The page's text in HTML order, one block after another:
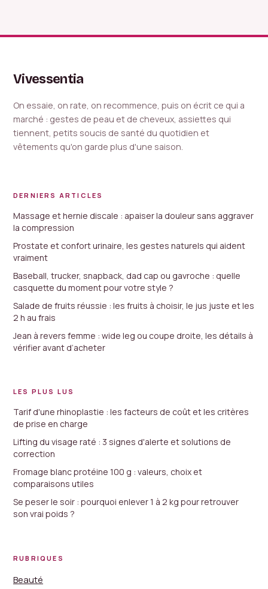
Vivessentia
On essaie, on rate, on recommence, puis on écrit ce qui a
marché : gestes de peau et de cheveux, assiettes qui
tiennent, petits soucis de santé du quotidien et
vêtements qu'on garde plus d'une saison.
DERNIERS ARTICLES
Massage et hernie discale : apaiser la douleur sans aggraver
la compression
Prostate et confort urinaire, les gestes naturels qui aident
vraiment
Baseball, trucker, snapback, dad cap ou gavroche : quelle
casquette du moment pour votre style ?
Salade de fruits réussie : les fruits à choisir, le jus juste et les
2 h au frais
Jean à revers femme : wide leg ou coupe droite, les détails à
vérifier avant d’acheter
LES PLUS LUS
Tarif d'une rhinoplastie : les facteurs de coût et les critères
de prise en charge
Lifting du visage raté : 3 signes d'alerte et solutions de
correction
Fromage blanc protéine 100 g : valeurs, choix et
comparaisons utiles
Se peser le soir : pourquoi enlever 1 à 2 kg pour retrouver
son vrai poids ?
RUBRIQUES
Beauté